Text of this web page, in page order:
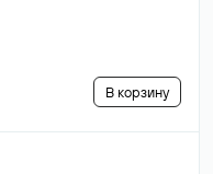
В корзину